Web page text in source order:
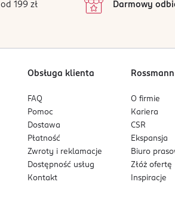
od 199 zł Darmowy
Obsługa klienta
FAQ
Pomoc
Dostawa
Płatność
Zwroty i reklamacje
Dostępność usług
Kontakt
Rossmann
O firmie
Kariera
CSR
Ekspansja
Biuro
Złóż ofertę
Inspiracje